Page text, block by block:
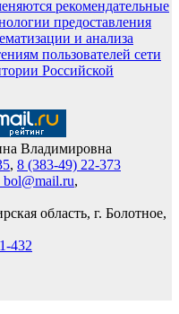
рекомендательные
предоставления
и анализа
пользователей сети
Российской
Владимировна
, 8 (383-49) 22-373
,
область, г. Болотное,
432